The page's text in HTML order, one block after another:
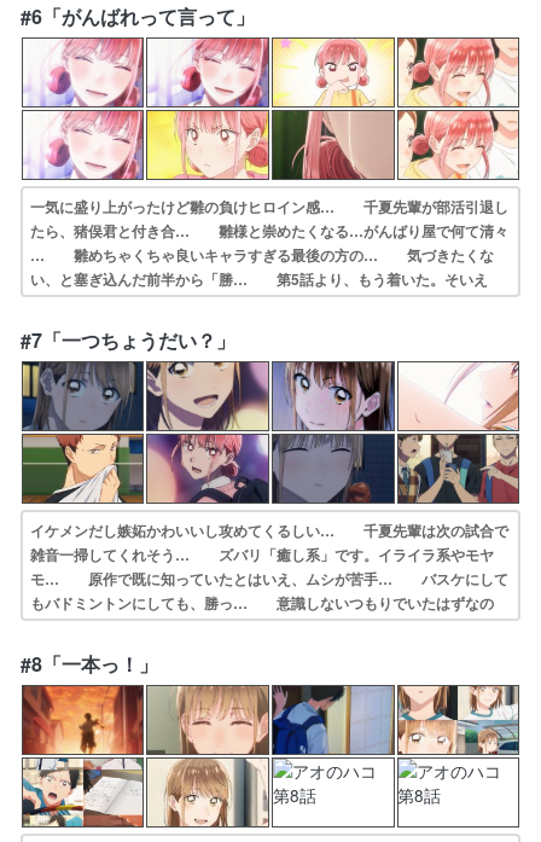
夏先輩が好きで… 匡のおかげで千夏との水族館デートをゲット…
#6「がんばれって言って」
一気に盛り上がったけど雛の負けヒロイン感… 千夏先輩が部活引退し
たら、猪俣君と付き合… 雛様と崇めたくなる…がんばり屋で何て清々
… 雛めちゃくちゃ良いキャラすぎる最後の方の… 気づきたくな
い、と塞ぎ込んだ前半から「勝… 第5話より、もう着いた。そいえ
は、千夏と… 最後の千夏先輩のシーンに謎の違和感が…わ… "気
づきたくないんだって"其の気持ちに戸… 一人で背負い込み、皆の前
では明るく振る舞… 負けヒロインが脳破壊されてるのを見ると脳…
#7「一つちょうだい？」
イケメンだし嫉妬かわいいし攻めてくるしい… 千夏先輩は次の試合で
雑音一掃してくれそう… ズバリ「癒し系」です。イライラ系やモヤ
モ… 原作で既に知っていたとはいえ、ムシが苦手… バスケにして
もバドミントンにしても、勝っ… 意識しないつもりでいたはずなの
に、その反… 今回はラブコメより部活寄りの話だったけど… 見て
て違和感はんぱないんだけどコンビニの… 6話→ショックを受けつつ
もここで引かなか… 』の感想ポストやります。ただし日が空いた…
#8「一本っ！」